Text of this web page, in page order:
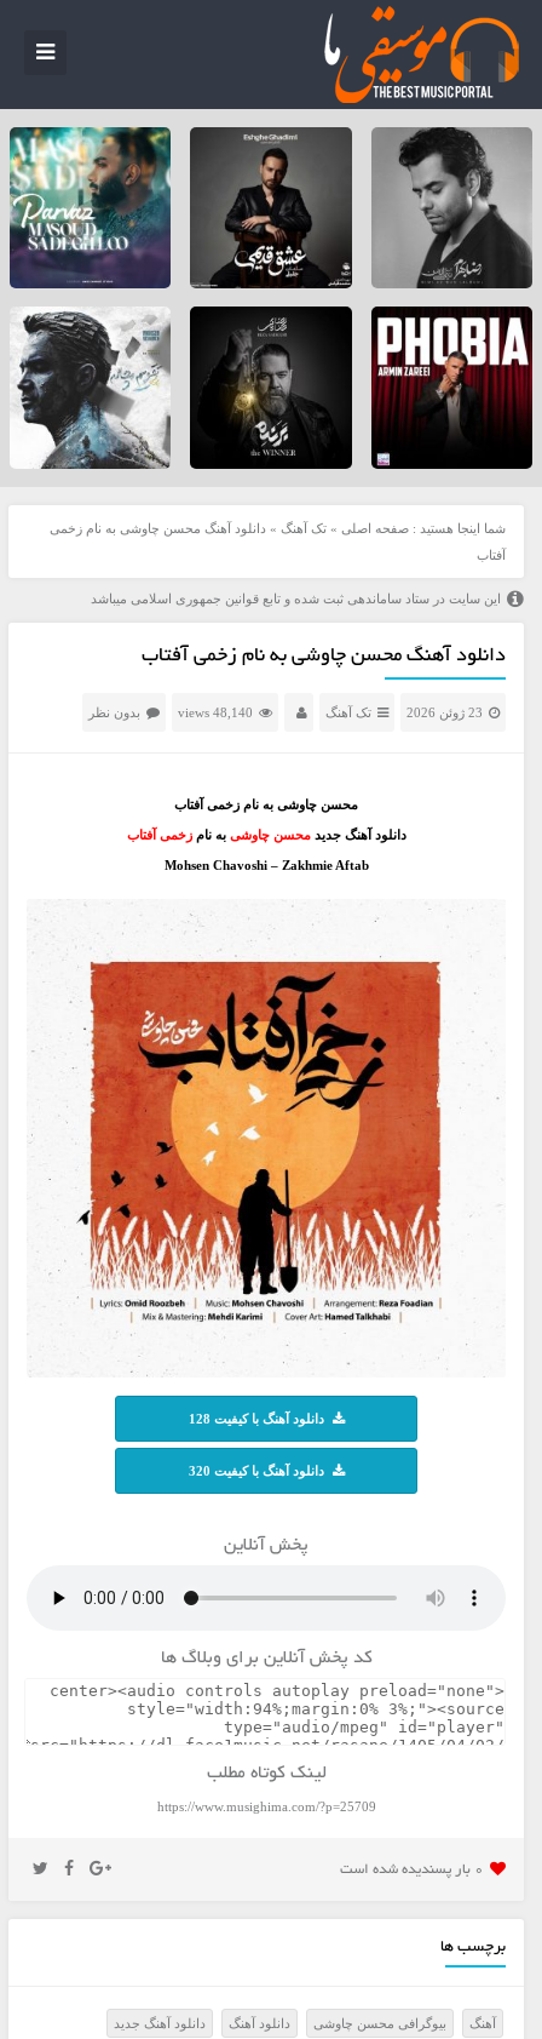
شما اینجا هستید : صفحه اصلی » تک آهنگ » دانلود آهنگ محسن چاوشی به نام زخمی
آفتاب
این سایت در ستاد ساماندهی ثبت شده و تابع قوانین جمهوری اسلامی میباشد
دانلود آهنگ محسن چاوشی به نام زخمی آفتاب
23 ژوئن 2026 تک آهنگ 48,140 views بدون نظر
محسن چاوشی به نام زخمی آفتاب
دانلود آهنگ جدید محسن چاوشی به نامزخمی آفتاب
Mohsen Chavoshi – Zakhmie Aftab
دانلود آهنگ با کیفیت 128
دانلود آهنگ با کیفیت 320
پخش آنلاین
کد پخش آنلاین برای وبلاگ ها
لینک کوتاه مطلب
https://www.musighima.com/?p=25709
0 بار پسنديده شده است
برچسب ها
آهنگ بیوگرافی محسن چاوشی دانلود آهنگ دانلود آهنگ جدید